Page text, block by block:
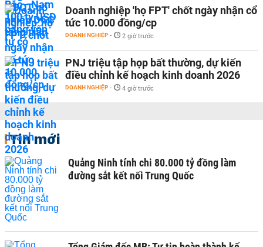
Doanh nghiệp 'họ FPT' chốt ngày nhận cổ
tức 10.000 đồng/cp
DOANH NGHIỆP - 2 giờ trước
PNJ triệu tập họp bất thường, dự kiến
điều chỉnh kế hoạch kinh doanh 2026
DOANH NGHIỆP - 4 giờ trước
Tin mới
Quảng Ninh tính chi 80.000 tỷ đồng làm
đường sắt kết nối Trung Quốc